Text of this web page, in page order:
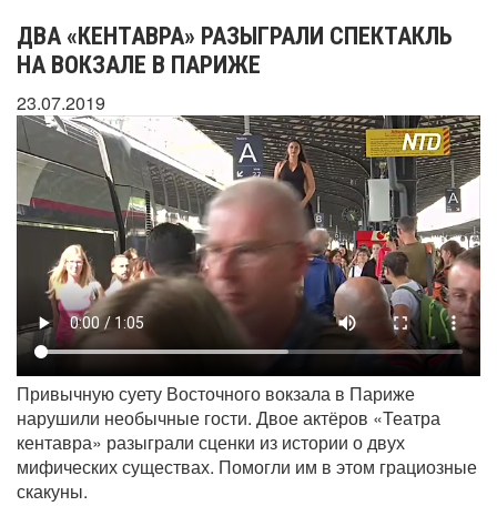
ДВА «КЕНТАВРА» РАЗЫГРАЛИ СПЕКТАКЛЬ
НА ВОКЗАЛЕ В ПАРИЖЕ
23.07.2019
Привычную суету Восточного вокзала в Париже
нарушили необычные гости. Двое актёров «Театра
кентавра» разыграли сценки из истории о двух
мифических существах. Помогли им в этом грациозные
скакуны.